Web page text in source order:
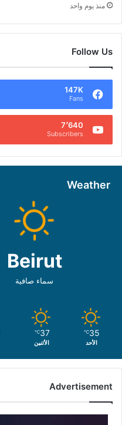
منذ يوم واحد
Follow Us
147K
Fans
7٬640
Subscribers
Weather
Beirut
سماء صافية
35
℃
الأحد
37
℃
الأثنين
Advertisement